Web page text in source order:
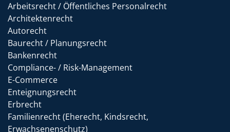
Arbeitsrecht / Öffentliches Personalrecht
Architektenrecht
Autorecht
Baurecht / Planungsrecht
Bankenrecht
Compliance- / Risk-Management
E-Commerce
Enteignungsrecht
Erbrecht
Familienrecht (Eherecht, Kindsrecht,
Erwachsenenschutz)